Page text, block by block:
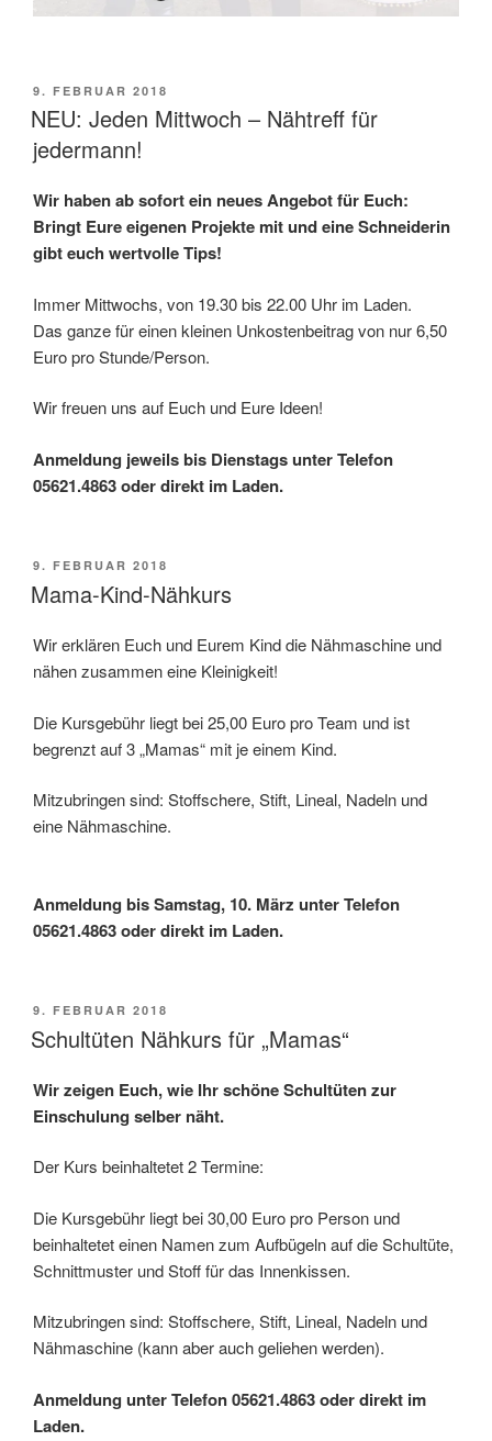
VERÖFFENTLICHT
AM
9. FEBRUAR 2018
NEU: Jeden Mittwoch – Nähtreff für
jedermann!
Wir haben ab sofort ein neues Angebot für Euch:
Bringt Eure eigenen Projekte mit und eine Schneiderin
gibt euch wertvolle Tips!
Immer Mittwochs, von 19.30 bis 22.00 Uhr im Laden.
Das ganze für einen kleinen Unkostenbeitrag von nur 6,50
Euro pro Stunde/Person.
Wir freuen uns auf Euch und Eure Ideen!
Anmeldung jeweils bis Dienstags unter Telefon
05621.4863 oder direkt im Laden.
VERÖFFENTLICHT
AM
9. FEBRUAR 2018
Mama-Kind-Nähkurs
Wir erklären Euch und Eurem Kind die Nähmaschine und
nähen zusammen eine Kleinigkeit!
Die Kursgebühr liegt bei 25,00 Euro pro Team und ist
begrenzt auf 3 „Mamas“ mit je einem Kind.
Mitzubringen sind: Stoffschere, Stift, Lineal, Nadeln und
eine Nähmaschine.
Anmeldung bis Samstag, 10. März unter Telefon
05621.4863 oder direkt im Laden.
VERÖFFENTLICHT
AM
9. FEBRUAR 2018
Schultüten Nähkurs für „Mamas“
Wir zeigen Euch, wie Ihr schöne Schultüten zur
Einschulung selber näht.
Der Kurs beinhaltetet 2 Termine:
Die Kursgebühr liegt bei 30,00 Euro pro Person und
beinhaltetet einen Namen zum Aufbügeln auf die Schultüte,
Schnittmuster und Stoff für das Innenkissen.
Mitzubringen sind: Stoffschere, Stift, Lineal, Nadeln und
Nähmaschine (kann aber auch geliehen werden).
Anmeldung unter Telefon 05621.4863 oder direkt im
Laden.